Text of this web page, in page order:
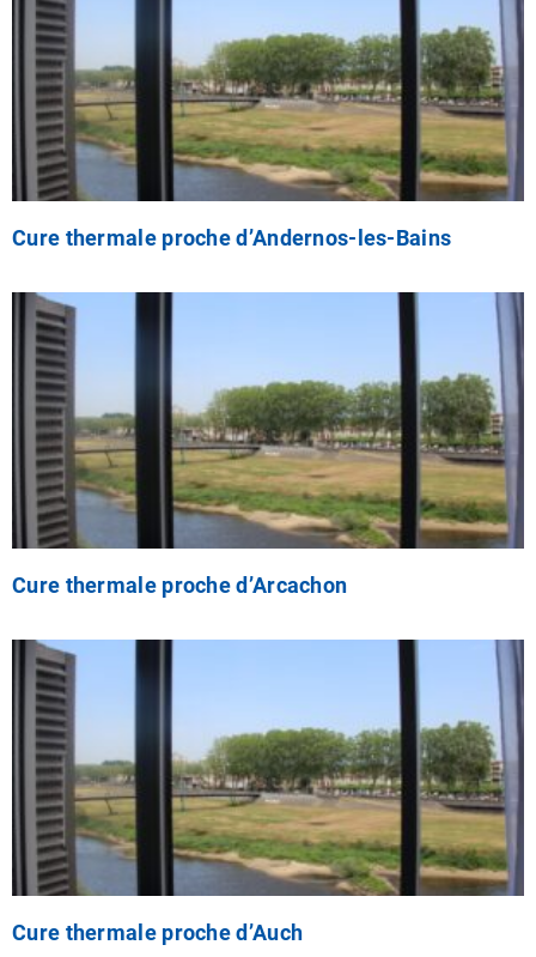
Cure thermale proche d’Andernos-les-Bains
Cure thermale proche d’Arcachon
Cure thermale proche d’Auch